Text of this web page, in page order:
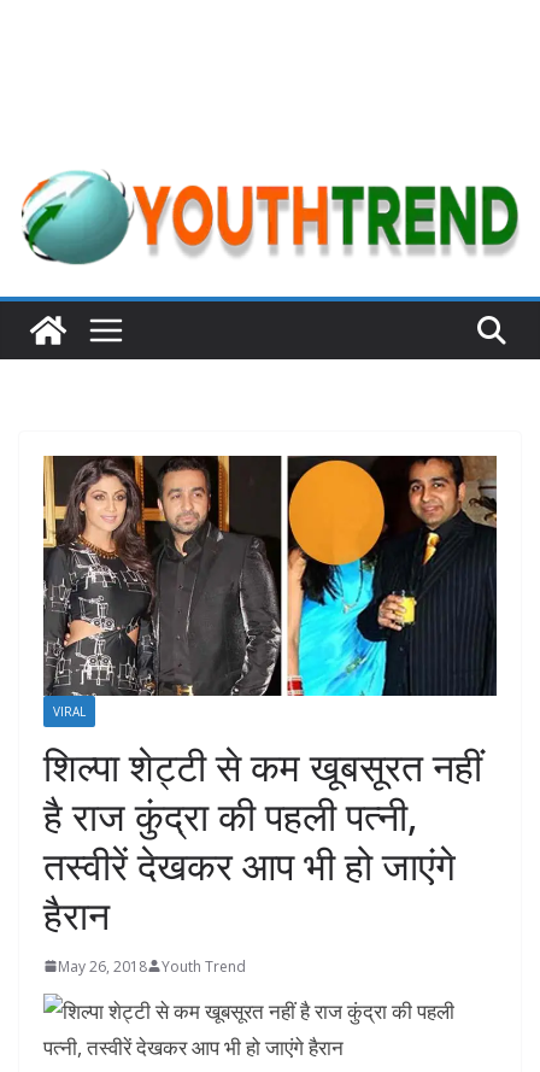
VIRAL
शिल्पा शेट्टी से कम खूबसूरत नहीं
है राज कुंद्रा की पहली पत्नी,
तस्‍वीरें देखकर आप भी हो जाएंगे
हैरान
May 26, 2018 Youth Trend